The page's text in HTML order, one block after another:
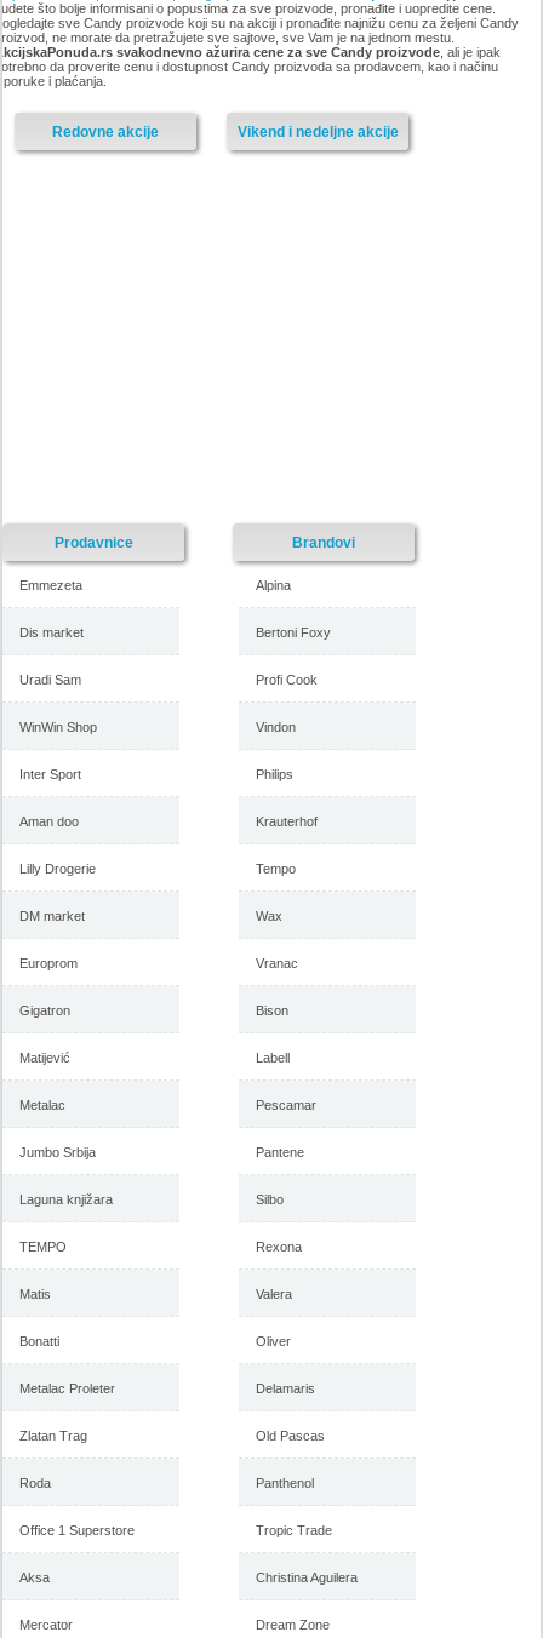
što bolje informisani o popustima za sve proizvode, pronađite i uopredite cene.
sve Candy proizvode koji su na akciji i pronađite najnižu cenu za željeni Candy
ne morate da pretražujete sve sajtove, sve Vam je na jednom mestu.
svakodnevno ažurira cene za sve Candy proizvode, ali je ipak
da proverite cenu i dostupnost Candy proizvoda sa prodavcem, kao i načinu
i plaćanja.
Vikend i nedeljne akcije
Redovne akcije
Prodavnice
Emmezeta
Dis market
Uradi Sam
WinWin Shop
Inter Sport
Aman doo
Lilly Drogerie
DM market
Europrom
Gigatron
Matijević
Metalac
Jumbo Srbija
Laguna knjižara
TEMPO
Matis
Bonatti
Metalac Proleter
Zlatan Trag
Roda
Office 1 Superstore
Aksa
Mercator
Brandovi
Alpina
Bertoni Foxy
Profi Cook
Vindon
Philips
Krauterhof
Tempo
Wax
Vranac
Bison
Labell
Pescamar
Pantene
Silbo
Rexona
Valera
Oliver
Delamaris
Old Pascas
Panthenol
Tropic Trade
Christina Aguilera
Dream Zone